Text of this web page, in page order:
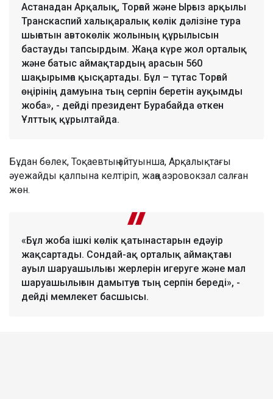
Астанадан Арқалық, Торғай және Ырғыз арқылы
Транскаспий халықаралық көлік дәлізіне тура
шығатын автокөлік жолының құрылысын
бастауды тапсырдым. Жаңа күре жол орталық
және батыс аймақтардың арасын 560
шақырымға қысқартады. Бұл – тұтас Торғай
өңірінің дамуына тың серпін беретін ауқымды
жоба», - дейді президент Бурабайда өткен
Ұлттық құрылтайда.
Бұдан бөлек, Тоқаевтың айтуынша, Арқалықтағы
әуежайды қалпына келтіріп, жаңа аэровокзал салған
жөн.
«Бұл жоба ішкі көлік қатынастарын едәуір
жақсартады. Сондай-ақ орталық аймақтағы
ауыл шаруашылығы жерлерін игеруге және мал
шаруашылығын дамытуға тың серпін береді», -
дейді мемлекет басшысы.